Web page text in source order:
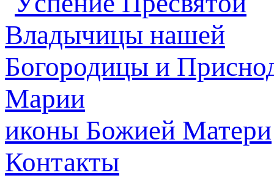
иконы Божией Матери
Контакты